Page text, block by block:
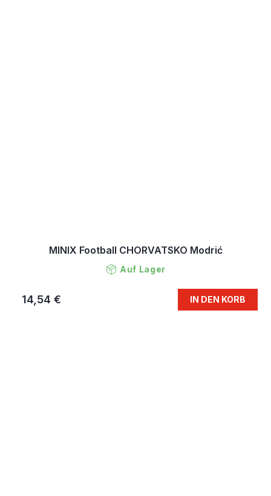
MINIX Football CHORVATSKO Modrić
Auf Lager
14,54 € IN DEN KORB